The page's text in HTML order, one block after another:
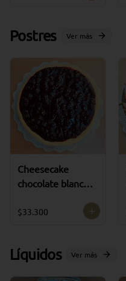
Postres Ver más
Cheesecake
chocolate blanco
porciones )
$33.300
Líquidos Ver más